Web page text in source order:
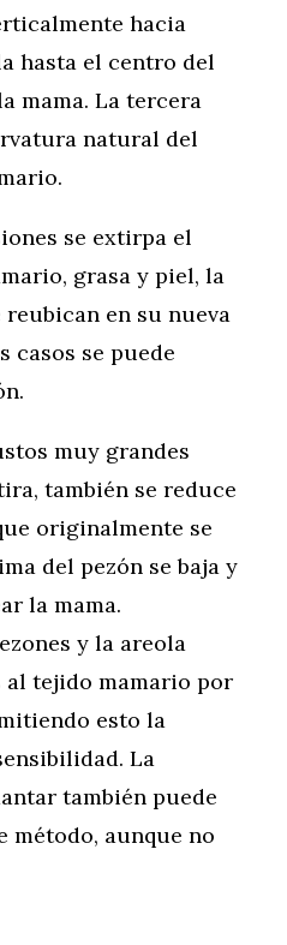
hacia
hasta el centro del
mama. La tercera
natural del
se extirpa el
grasa y piel, la
en su nueva
casos se puede
muy grandes
también se reduce
originalmente se
del pezón se baja y
la mama.
y la areola
al tejido mamario por
esto la
La
también puede
método, aunque no